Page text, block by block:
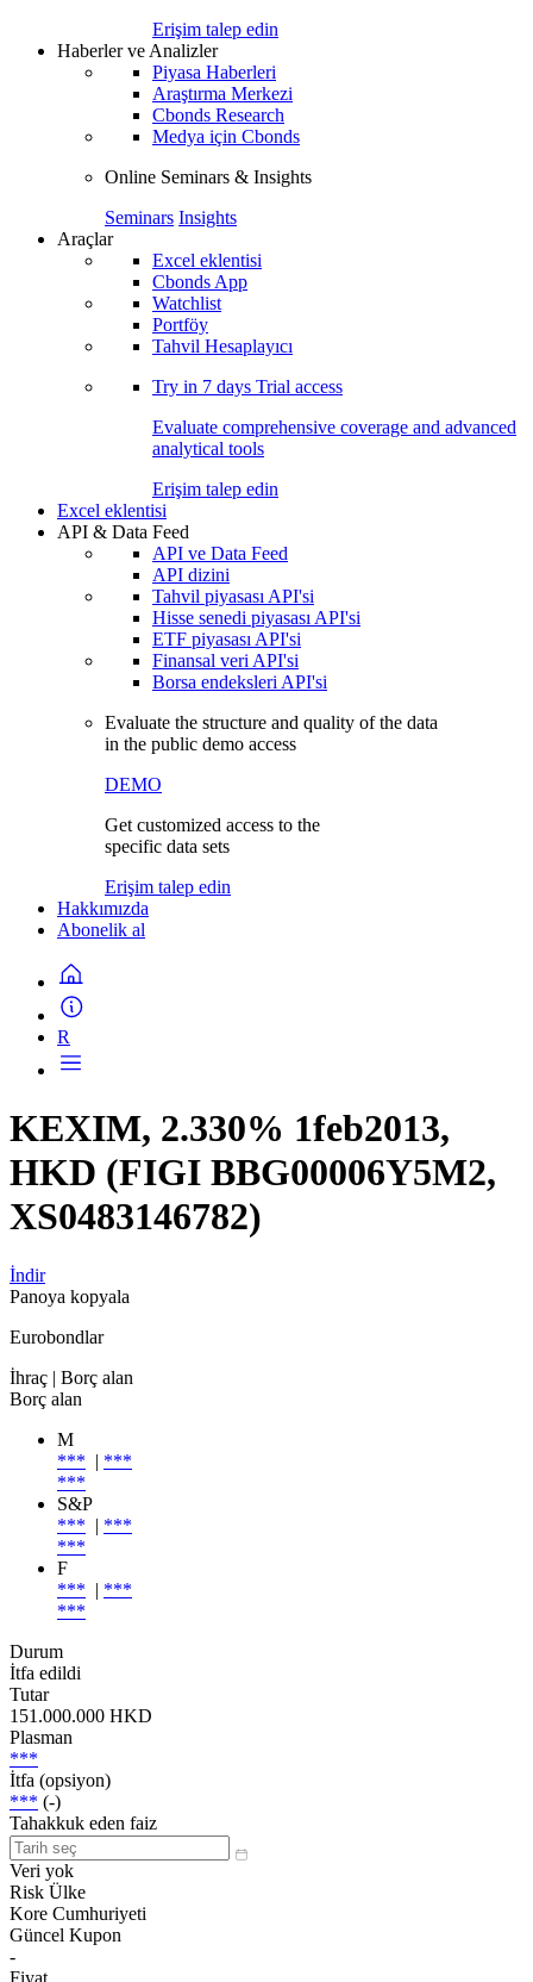
Erişim talep edin
Haberler ve Analizler
Piyasa Haberleri
Araştırma Merkezi
Cbonds Research
Medya için Cbonds
Online Seminars & Insights
Seminars Insights
Araçlar
Excel eklentisi
Cbonds App
Watchlist
Portföy
Tahvil Hesaplayıcı
Try in 7 days Trial access
Evaluate comprehensive coverage and advanced
analytical tools
Erişim talep edin
Excel eklentisi
API & Data Feed
API ve Data Feed
API dizini
Tahvil piyasası API'si
Hisse senedi piyasası API'si
ETF piyasası API'si
Finansal veri API'si
Borsa endeksleri API'si
Evaluate the structure and quality of the data
in the public demo access
DEMO
Get customized access to the
specific data sets
Erişim talep edin
Hakkımızda
Abonelik al
R
KEXIM, 2.330% 1feb2013,
HKD (FIGI BBG00006Y5M2,
XS0483146782)
İndir
Panoya kopyala
Eurobondlar
İhraç | Borç alan
Borç alan
M
*** | ***
***
S&P
*** | ***
***
F
*** | ***
***
Durum
İtfa edildi
Tutar
151.000.000 HKD
Plasman
***
İtfa (opsiyon)
*** (-)
Tahakkuk eden faiz
Veri yok
Risk Ülke
Kore Cumhuriyeti
Güncel Kupon
-
Fiyat